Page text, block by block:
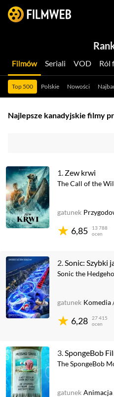
Filmów Seriali VOD
Top 500 Polskie Nowości
Najlepsze kanadyjskie filmy
1. Zew krwi
The Call of the
6,85
13 788
ocen
gatunek
2.Sonic: Szybki
Sonic the
6,28
27 415
ocen
gatunek Komedia
3.SpongeBob
The SpongeBob
gatunek Animacja